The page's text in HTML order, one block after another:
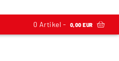
0 Artikel - 0,00 EUR